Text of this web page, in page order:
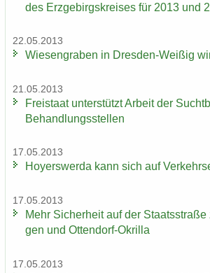
des Erz­ge­birgs­krei­ses für 2013 und
22.05.2013
Wie­sen­gra­ben in Dresden-​Weißig
21.05.2013
Frei­staat un­ter­stützt Ar­beit der
Be­hand­lungs­stel­len
17.05.2013
Ho­yers­wer­da kann sich auf
17.05.2013
Mehr Si­cher­heit auf der
gen und Ottendorf-​Okrilla
17.05.2013